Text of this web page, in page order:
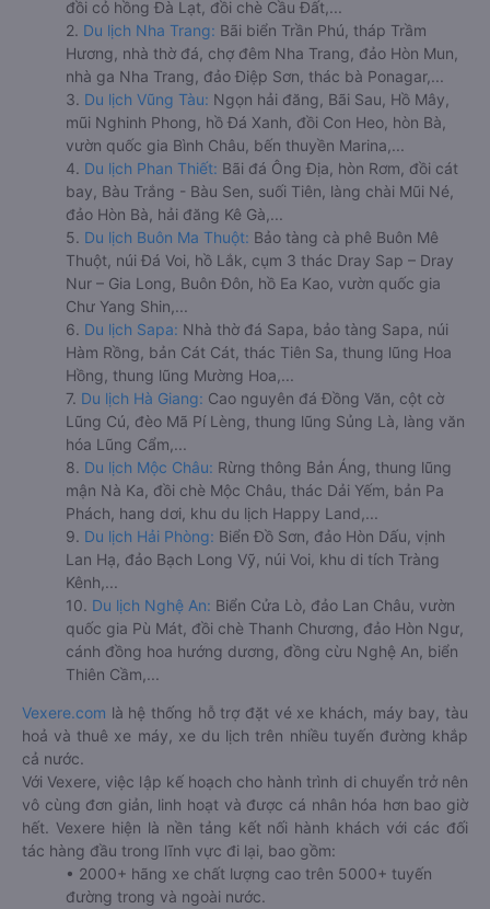
đồi cỏ hồng Đà Lạt, đồi chè Cầu Đất,...
2. Du lịch Nha Trang: Bãi biển Trần Phú, tháp Trầm
Hương, nhà thờ đá, chợ đêm Nha Trang, đảo Hòn Mun,
nhà ga Nha Trang, đảo Điệp Sơn, thác bà Ponagar,...
3. Du lịch Vũng Tàu: Ngọn hải đăng, Bãi Sau, Hồ Mây,
mũi Nghinh Phong, hồ Đá Xanh, đồi Con Heo, hòn Bà,
vườn quốc gia Bình Châu, bến thuyền Marina,...
4. Du lịch Phan Thiết: Bãi đá Ông Địa, hòn Rơm, đồi cát
bay, Bàu Trắng - Bàu Sen, suối Tiên, làng chài Mũi Né,
đảo Hòn Bà, hải đăng Kê Gà,...
5. Du lịch Buôn Ma Thuột: Bảo tàng cà phê Buôn Mê
Thuột, núi Đá Voi, hồ Lắk, cụm 3 thác Dray Sap – Dray
Nur – Gia Long, Buôn Đôn, hồ Ea Kao, vườn quốc gia
Chư Yang Shin,...
6. Du lịch Sapa: Nhà thờ đá Sapa, bảo tàng Sapa, núi
Hàm Rồng, bản Cát Cát, thác Tiên Sa, thung lũng Hoa
Hồng, thung lũng Mường Hoa,...
7. Du lịch Hà Giang: Cao nguyên đá Đồng Văn, cột cờ
Lũng Cú, đèo Mã Pí Lèng, thung lũng Sủng Là, làng văn
hóa Lũng Cẩm,...
8. Du lịch Mộc Châu: Rừng thông Bản Áng, thung lũng
mận Nà Ka, đồi chè Mộc Châu, thác Dải Yếm, bản Pa
Phách, hang dơi, khu du lịch Happy Land,...
9. Du lịch Hải Phòng: Biển Đồ Sơn, đảo Hòn Dấu, vịnh
Lan Hạ, đảo Bạch Long Vỹ, núi Voi, khu di tích Tràng
Kênh,...
10. Du lịch Nghệ An: Biển Cửa Lò, đảo Lan Châu, vườn
quốc gia Pù Mát, đồi chè Thanh Chương, đảo Hòn Ngư,
cánh đồng hoa hướng dương, đồng cừu Nghệ An, biển
Thiên Cầm,...
Vexere.com là hệ thống hỗ trợ đặt vé xe khách, máy bay, tàu
hoả và thuê xe máy, xe du lịch trên nhiều tuyến đường khắp
cả nước.
Với Vexere, việc lập kế hoạch cho hành trình di chuyển trở nên
vô cùng đơn giản, linh hoạt và được cá nhân hóa hơn bao giờ
hết. Vexere hiện là nền tảng kết nối hành khách với các đối
tác hàng đầu trong lĩnh vực đi lại, bao gồm:
• 2000+ hãng xe chất lượng cao trên 5000+ tuyến
đường trong và ngoài nước.